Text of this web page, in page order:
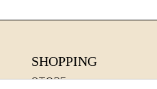
SHOPPING
STORE